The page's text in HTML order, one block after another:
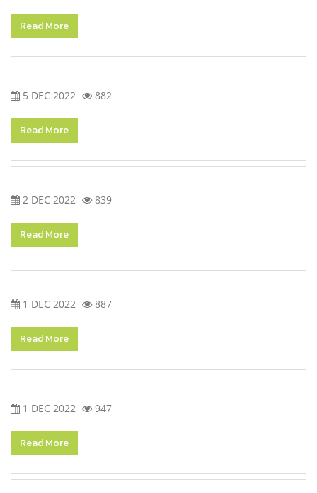
Read More
5 DEC 2022 882
Read More
2 DEC 2022 839
Read More
1 DEC 2022 887
Read More
1 DEC 2022 947
Read More